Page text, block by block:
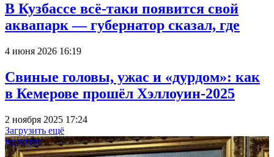
В Кузбассе всё-таки появится свой
аквапарк — губернатор сказал, где
4 июня 2026 16:19
Свиные головы, ужас и «дурдом»: как
в Кемерове прошёл Хэллоуин-2025
2 ноября 2025 17:24
Загрузить ещё
Культура